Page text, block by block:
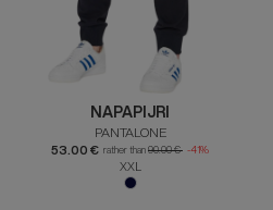
NAPAPIJRI
PANTALONE
53.00 € rather than 90.00 € -41%
XXL